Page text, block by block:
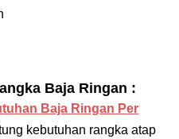
Baja Ringan :
Baja Ringan Per
kebutuhan rangka atap